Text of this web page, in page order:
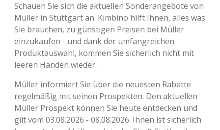
Schauen Sie sich die aktuellen Sonderangebote von
Müller in Stuttgart an. Kimbino hilft Ihnen, alles was
Sie brauchen, zu günstigen Preisen bei Müller
einzukaufen - und dank der umfangreichen
Produktauswahl, kommen Sie sicherlich nicht mit
leeren Händen wieder.
Müller informiert Sie über die neuesten Rabatte
regelmäßig mit seinen Prospekten. Den aktuellen
Müller Prospekt können Sie heute entdecken und
gilt vom 03.08.2026 - 08.08.2026. Ihnen ist sicherlich